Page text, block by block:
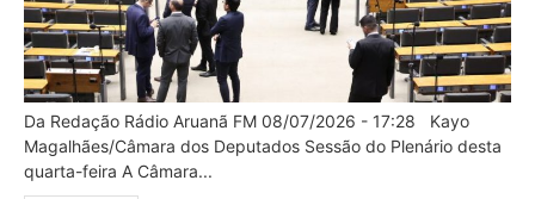
Da Redação Rádio Aruanã FM 08/07/2026 - 17:28 Kayo
Magalhães/Câmara dos Deputados Sessão do Plenário desta
quarta-feira A Câmara...